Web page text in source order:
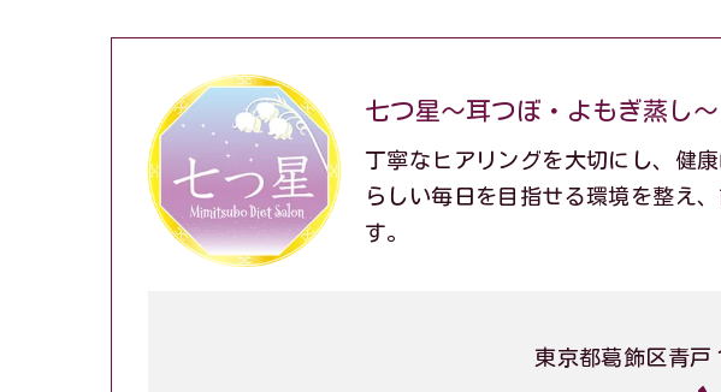
七つ星～耳つぼ・よもぎ蒸し～
丁寧なヒアリングを大切にし、健
らしい毎日を目指せる環境を整え
す。
東京都葛飾区青